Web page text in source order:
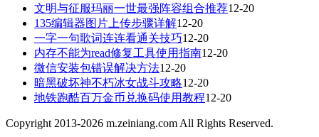
文明与征服玛丽一世最强阵容组合推荐12-20
135编辑器图片上传步骤详解12-20
一字一句歌词连连看通关技巧12-20
内存不能为read修复工具使用指南12-20
微信安装包错误解决方法12-20
暗黑破坏神不朽冰女战斗攻略12-20
地铁跑酷百万金币兑换码使用教程12-20
Copyright 2013-2026 m.zeiniang.com All Rights Reserved.